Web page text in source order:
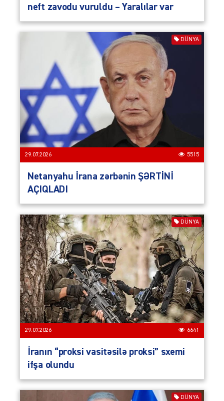
neft zavodu vuruldu – Yaralılar var
DÜNYA
29.07.2026 5515
Netanyahu İrana zərbənin ŞƏRTİNİ
AÇIQLADI
DÜNYA
29.07.2026 6641
İranın “proksi vasitəsilə proksi” sxemi
ifşa olundu
DÜNYA